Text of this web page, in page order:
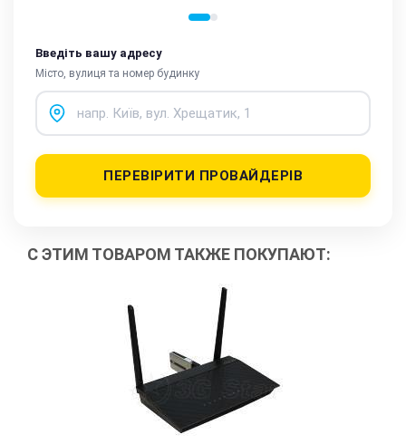
Введіть вашу адресу
Місто, вулиця та номер будинку
ПЕРЕВІРИТИ ПРОВАЙДЕРІВ
С ЭТИМ ТОВАРОМ ТАКЖЕ ПОКУПАЮТ: